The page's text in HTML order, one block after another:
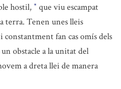
hostil, * que viu escampat
terra. Tenen unes lleis
constantment fan cas omís dels
obstacle a la unitat del
a dreta llei de manera